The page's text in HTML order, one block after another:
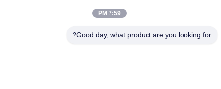
7:59 PM
Good day, what product are you looking for?